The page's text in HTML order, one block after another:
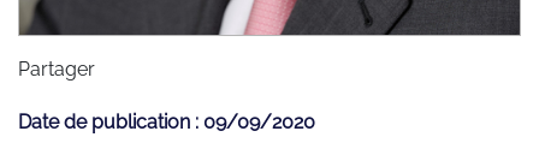
Partager
Date de publication : 09/09/2020